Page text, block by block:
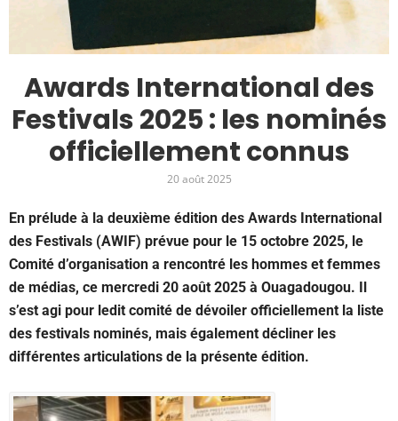
Awards International des
Festivals 2025 : les nominés
officiellement connus
20 août 2025
En prélude à la deuxième édition des Awards International
des Festivals (AWIF) prévue pour le 15 octobre 2025, le
Comité d’organisation a rencontré les hommes et femmes
de médias, ce mercredi 20 août 2025 à Ouagadougou. Il
s’est agi pour ledit comité de dévoiler officiellement la liste
des festivals nominés, mais également décliner les
différentes articulations de la présente édition.